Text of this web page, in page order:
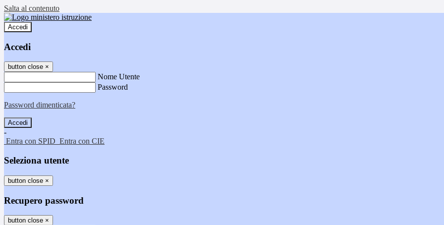
Salta al contenuto
Accedi
Accedi
button close ×
Nome Utente
Password
Password dimenticata?
-
Entra con SPID Entra con CIE
Seleziona utente
button close ×
Recupero password
button close ×